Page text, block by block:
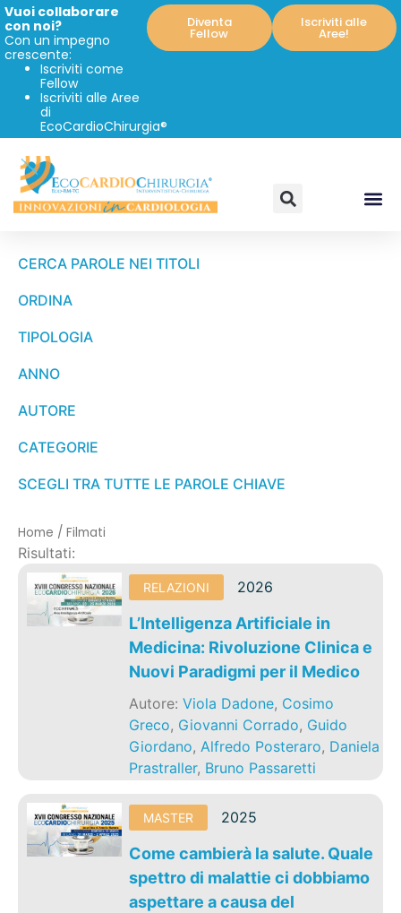
Vuoi collaborare
con noi?
Con un impegno
crescente:
Iscriviti come
Fellow
Iscriviti alle Aree
di
EcoCardioChirurgia®
Diventa
Fellow
Iscriviti alle
Aree!
CERCA PAROLE NEI TITOLI
ORDINA
TIPOLOGIA
ANNO
AUTORE
CATEGORIE
SCEGLI TRA TUTTE LE PAROLE CHIAVE
Home / Filmati
Risultati:
RELAZIONI 2026
L’Intelligenza Artificiale in
Medicina: Rivoluzione Clinica e
Nuovi Paradigmi per il Medico
Autore:Viola Dadone, Cosimo
Greco, Giovanni Corrado, Guido
Giordano,Alfredo Posteraro, Daniela
Prastraller, Bruno Passaretti
MASTER 2025
Come cambierà la salute. Quale
spettro di malattie ci dobbiamo
aspettare a causa del